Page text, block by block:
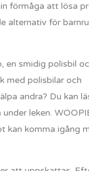
förmåga att lösa
alternativ för
en smidig polisbil
med polisbilar och
andra? Du kan
leken.
kan komma igång